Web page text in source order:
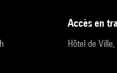
accès en
Hôtel de